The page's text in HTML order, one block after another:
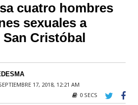
cuatro hombres
sexuales a
Cristóbal
17, 2018, 12:21 AM
0 SECS